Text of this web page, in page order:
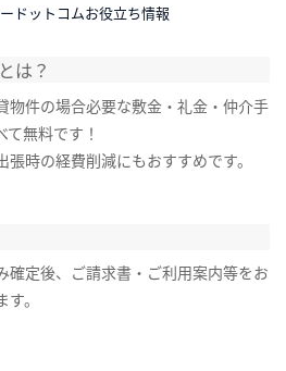
ドットコムお役立ち情報
は？
物件の場合必要な敷金・礼金・仲介手
て無料です！
張時の経費削減にもおすすめです。
確定後、ご請求書・ご利用案内等をお
。